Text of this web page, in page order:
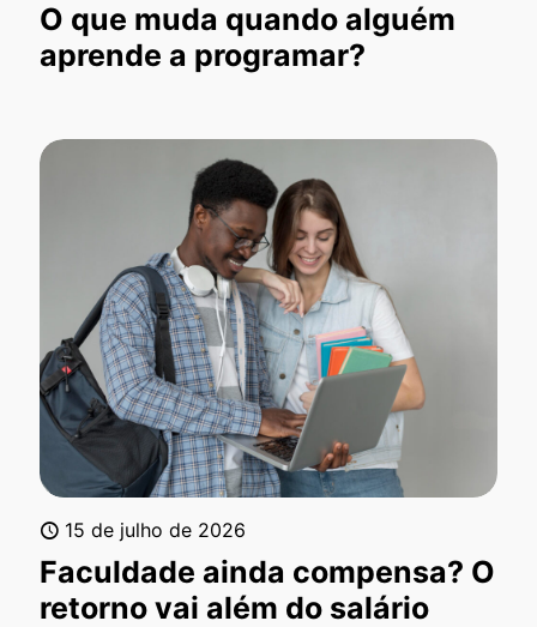
O que muda quando alguém
aprende a programar?
15 de julho de 2026
Faculdade ainda compensa? O
retorno vai além do salário